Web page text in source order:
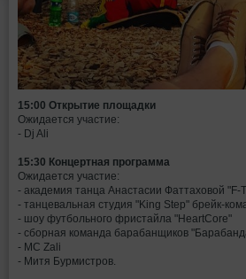
15:00 Открытие площадки
Ожидается участие:
- Dj Ali
15:30 Концертная программа
Ожидается участие:
- академия танца Анастасии Фаттаховой "F-
- танцевальная студия "King Step" брейк-
- шоу футбольного фристайла "HeartCore"
- сборная команда барабанщиков
- MC Zali
- Митя Бурмистров.